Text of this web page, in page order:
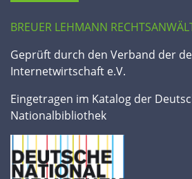
BREUER LEHMANN
Geprüft durch den Verband der
Internetwirtschaft e.V.
Eingetragen im Katalog der
Nationalbibliothek